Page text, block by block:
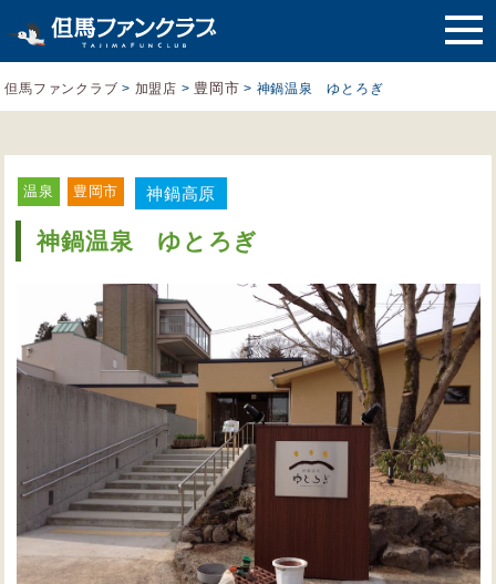
但馬ファンクラブ > 加盟店 > 豊岡市 > 神鍋温泉 ゆとろぎ
温泉 豊岡市 神鍋高原
神鍋温泉 ゆとろぎ